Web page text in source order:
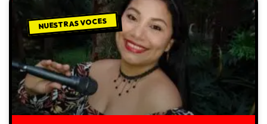
NUESTRAS VOCES